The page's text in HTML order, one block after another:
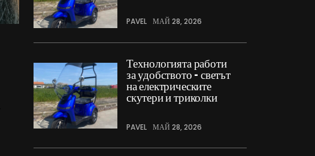
PAVEL МАЙ 28, 2026
Технологията работи
за удобството – светът
на електрическите
скутери и триколки
PAVEL МАЙ 28, 2026